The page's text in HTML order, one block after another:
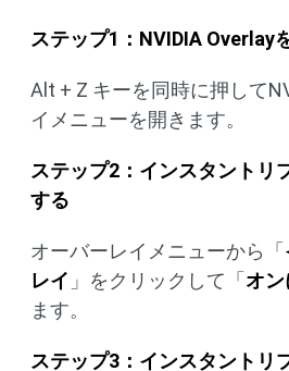
ステップ1：NVIDIA Overlay
Alt + Z キーを同時に押して
イメニューを開きます。
ステップ2：インスタントリ
する
オーバーレイメニューから「
レイ 」をクリックして「オ
ます。
ステップ3：インスタントリ